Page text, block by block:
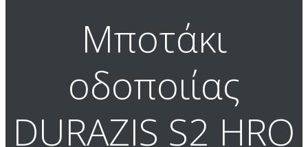
Μποτάκι
οδοποιίας
DURAZIS S2 HRO